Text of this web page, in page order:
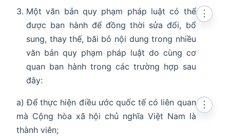
Một văn bản quy phạm pháp luật có thể
được ban hành để đồng thời sửa đổi, bổ
sung, thay thế, bãi bỏ nội dung trong nhiều
văn bản quy phạm pháp luật do cùng cơ
quan ban hành trong các trường hợp sau
đây:
⋮
a) Để thực hiện điều ước quốc tế có liên quan
mà Cộng hòa xã hội chủ nghĩa Việt Nam là
thành viên;
⋮